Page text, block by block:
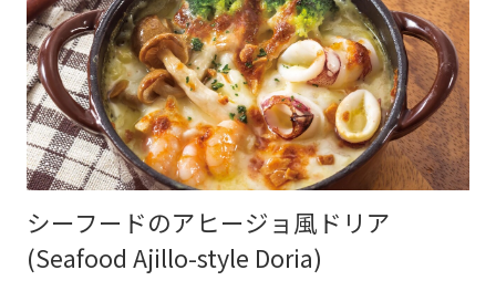
シーフードのアヒージョ風ドリア
(Seafood Ajillo-style Doria)